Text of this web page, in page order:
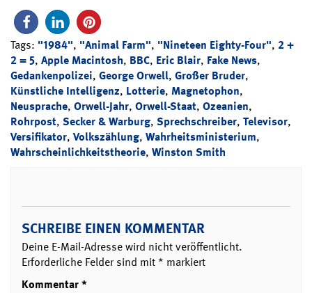
Tags: "1984", "Animal Farm", "Nineteen Eighty-Four", 2 +
2 = 5, Apple Macintosh, BBC, Eric Blair, Fake News,
Gedankenpolizei, George Orwell, Großer Bruder,
Künstliche Intelligenz, Lotterie, Magnetophon,
Neusprache, Orwell-Jahr, Orwell-Staat, Ozeanien,
Rohrpost, Secker & Warburg, Sprechschreiber, Televisor,
Versifikator, Volkszählung, Wahrheitsministerium,
Wahrscheinlichkeitstheorie, Winston Smith
SCHREIBE EINEN KOMMENTAR
Deine E-Mail-Adresse wird nicht veröffentlicht.
Erforderliche Felder sind mit * markiert
Kommentar*